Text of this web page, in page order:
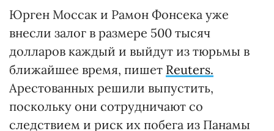
Юрген Моссак и Рамон Фонсека уже
внесли залог в размере 500 тысяч
долларов каждый и выйдут из тюрьмы в
ближайшее время, пишет Reuters.
Арестованных решили выпустить,
поскольку они сотрудничают со
следствием и риск их побега из Панамы